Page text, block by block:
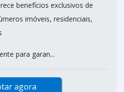
benefícios exclusivos de
imóveis, residenciais,
para garan...
agora